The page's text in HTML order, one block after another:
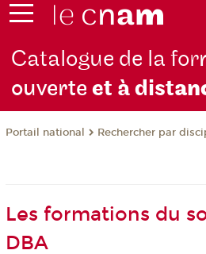
Catalogue de la for
ouverteet à dist
Portail national Rechercher par
Les formations du
DBA